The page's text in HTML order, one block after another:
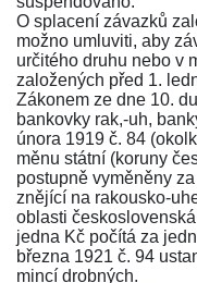
O splacení závazků
možno umluviti, aby
určitého druhu nebo v
založených před 1.
Zákonem ze dne 10.
bankovky rak,-uh,
února 1919 č. 84
měnu státní (koruny
postupně vyměněny
znějící na rakousko-
oblasti
jedna Kč počítá za
března 1921 č. 94
mincí drobných.